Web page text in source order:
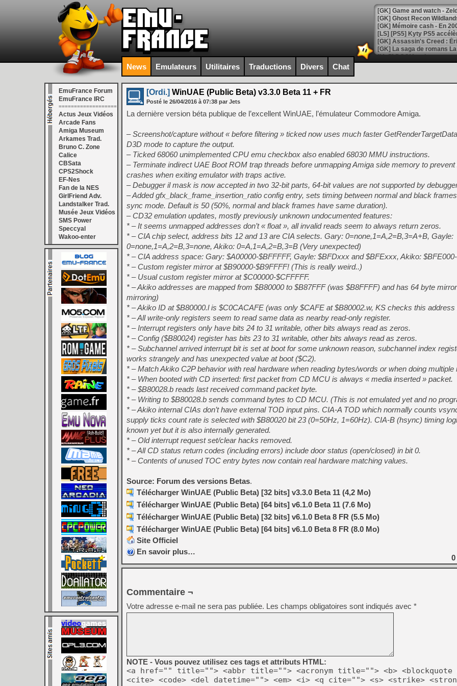
[Mo5] DOOM arrive en
[GK] Bethesda fête les 30
[GK] Roblox : l'action en
[GK] Agenda - GeForce
[GK] Devolver Digital en a
[LS] [PS5] ps5-y2jb-
[GK] Pourquoi Marvel
[GK] Test : Restory : Chill
[GK] GTA 6 : Rockstar
[GK] Hot Wheels Infinite
[GK] Mémoire cash -
[GK] Résultats Nintendo :
[GK] Déjà des
[Mo5] Brickboy cherche à
[GK] Minecraft et ses «
[GK] Beast of
[GK] Ubisoft : fin de partie
[GK] Mémoire cash -
[GK] Dan Houser (GTA)
[GK] Comment EA Sports
[GK] Crimson Moon : un
[GK] Isle of Reveries : le
[GK] Moonlighter 2 : The
[GK] Capcom relance
[Mo5] Deux inédits du
[GK] Le beat'em up The
[GK] Endless Legend 2 :
[LS] [PS5] Premiers
News Emulateurs Utilitaires Traductions Divers Chat
EmuFrance Forum
EmuFrance IRC
===================
Actus Jeux Vidéos
Arcade Fans
Amiga Museum
Arkames Trad.
Bruno C. Zone
Calice
CBSata
CPS2Shock
EF-Nes
Fan de la NES
GirlFriend Adv.
Landstalker Trad.
Musée Jeux Vidéos
SMS Power
Speccyal
Wakoo-enter
[Ordi.] WinUAE (Public Beta) v3.3.0 Beta 11 + FR
Posté le 26/04/2016 à 07:38 par Jets
La dernière version béta publique de l’excellent WinUAE, l’émulateur Commodore Amiga.
– Screenshot/capture without « before filtering » ticked now uses much faster
D3D mode to capture the output.
– Ticked 68060 unimplemented CPU emu checkbox also enabled 68030 MMU instructions.
– Terminate indirect UAE Boot ROM trap threads before unmapping Amiga side memory to prevent
crashes when exiting emulator with traps active.
– Debugger il mask is now accepted in two 32-bit parts, 64-bit values are not supported by
– Added gfx_black_frame_insertion_ratio config entry, sets timing between normal and black
sync mode. Default is 50 (50%, normal and black frames have same duration).
– CD32 emulation updates, mostly previously unknown undocumented features:
* – It seems unmapped addresses don’t « float », all invalid reads seem to always return zeros.
* – CIA chip select, address bits 12 and 13 are CIA selects. Gary: 0=none,1=A,2=B,3=A+B, Gayle:
0=none,1=A,2=B,3=none, Akiko: 0=A,1=A,2=B,3=B (Very unexpected)
* – CIA address space: Gary: $A00000-$BFFFFF, Gayle: $BFDxxx and $BFExxx, Akiko:
* – Custom register mirror at $B90000-$B9FFFF! (This is really weird..)
* – Usual custom register mirror at $C00000-$CFFFFF.
* – Akiko addresses are mapped from $B80000 to $B87FFF (was $B8FFFF) and has 64 byte
mirroring)
* – Akiko ID at $B80000.l is $C0CACAFE (was only $CAFE at $B80002.w, KS checks this address
* – All write-only registers seem to read same data as nearby read-only register.
* – Interrupt registers only have bits 24 to 31 writable, other bits always read as zeros.
* – Config ($B80024) register has bits 23 to 31 writable, other bits always read as zeros.
* – Subchannel arrived interrupt bit is set at boot for some unknown reason, subchannel index
works strangely and has unexpected value at boot ($C2).
* – Match Akiko C2P behavior with real hardware when reading bytes/words or when doing multiple
* – When booted with CD inserted: first packet from CD MCU is always « media inserted » packet.
* – $B80028.b reads last received command packet byte.
* – Writing to $B80028.b sends command bytes to CD MCU. (This is not emulated yet and no
* – Akiko internal CIAs don’t have external TOD input pins. CIA-A TOD which normally counts
supply ticks count rate is selected with $B80020 bit 23 (0=50Hz, 1=60Hz). CIA-B (hsync) timing
known yet but it is also internally generated.
* – Old interrupt request set/clear hacks removed.
* – All CD status return codes (including errors) include door status (open/closed) in bit 0.
* – Contents of unused TOC entry bytes now contain real hardware matching values.
Source: Forum des versions Betas.
Télécharger WinUAE (Public Beta) [32 bits] v3.3.0 Beta 11 (4,2 Mo)
Télécharger WinUAE (Public Beta) [64 bits] v6.1.0 Beta 11 (7.6 Mo)
Télécharger WinUAE (Public Beta) [32 bits] v6.1.0 Beta 8 FR (5.5 Mo)
Télécharger WinUAE (Public Beta) [64 bits] v6.1.0 Beta 8 FR (8.0 Mo)
Site Officiel
En savoir plus…
0
Commentaire ¬
Votre adresse e-mail ne sera pas publiée. Les champs obligatoires sont indiqués avec *
NOTE - Vous pouvez utilisez ces tags et attributs HTML:
<a href="" title=""> <abbr title=""> <acronym title=""> <b> <blockquote
<cite> <code> <del datetime=""> <em> <i> <q cite=""> <s> <strike>